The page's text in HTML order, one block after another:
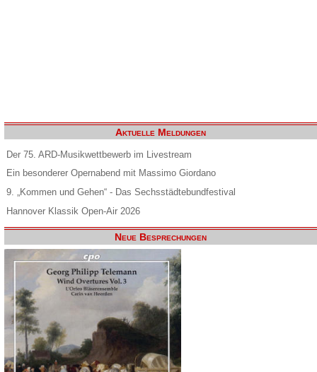
Aktuelle Meldungen
Der 75. ARD-Musikwettbewerb im Livestream
Ein besonderer Opernabend mit Massimo Giordano
9. „Kommen und Gehen“ - Das Sechsstädtebundfestival
Hannover Klassik Open-Air 2026
Neue Besprechungen